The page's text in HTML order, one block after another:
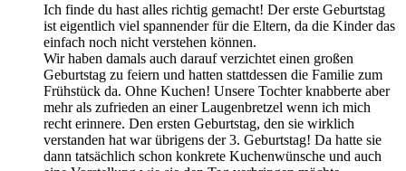
Ich finde du hast alles richtig gemacht! Der erste Geburtstag
ist eigentlich viel spannender für die Eltern, da die Kinder das
einfach noch nicht verstehen können.
Wir haben damals auch darauf verzichtet einen großen
Geburtstag zu feiern und hatten stattdessen die Familie zum
Frühstück da. Ohne Kuchen! Unsere Tochter knabberte aber
mehr als zufrieden an einer Laugenbretzel wenn ich mich
recht erinnere. Den ersten Geburtstag, den sie wirklich
verstanden hat war übrigens der 3. Geburtstag! Da hatte sie
dann tatsächlich schon konkrete Kuchenwünsche und auch